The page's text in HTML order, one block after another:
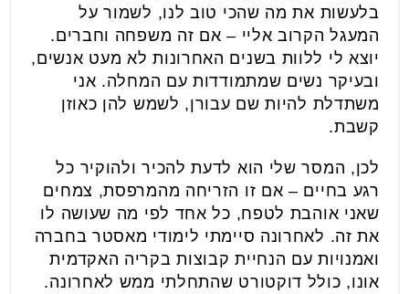
בלעשות את מה שהכי טוב לנו, לשמור על
המעגל הקרוב אליי – אם זה משפחה וחברים.
יוצא לי ללוות בשנים האחרונות לא מעט אנשים,
ובעיקר נשים שמתמודדות עם המחלה. אני
משתדלת להיות שם עבורן, לשמש להן כאוזן
קשבת.
לכן, המסר שלי הוא לדעת להכיר ולהוקיר כל
רגע בחיים – אם זו הזריחה מהמרפסת, צמחים
שאני אוהבת לטפח, כל אחד לפי מה שעושה לו
את זה. לאחרונה סיימתי לימודי מאסטר בחברה
ואמנויות עם הנחיית קבוצות בקריה האקדמית
אונו, כולל דוקטורט שהתחלתי ממש לאחרונה.